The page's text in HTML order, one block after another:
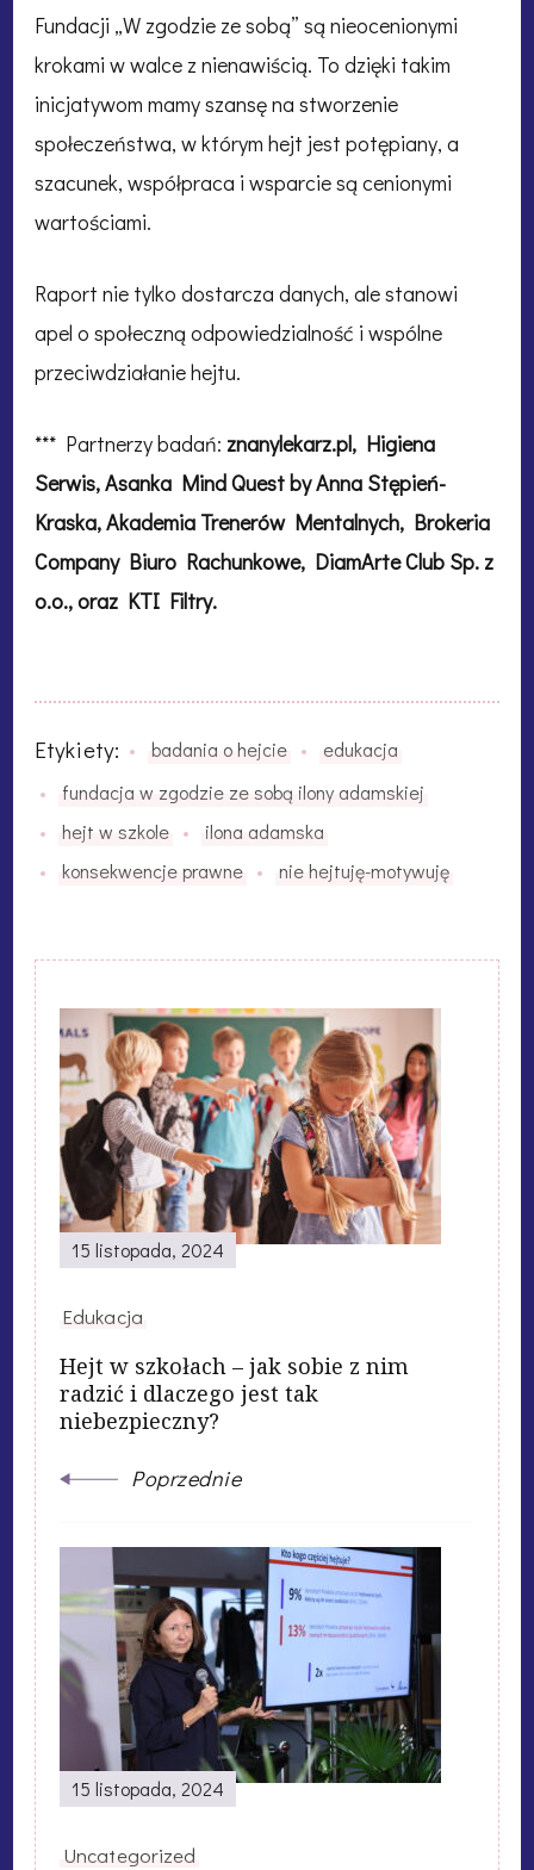
Fundacji „W zgodzie ze sobą” są nieocenionymi
krokami w walce z nienawiścią. To dzięki takim
inicjatywom mamy szansę na stworzenie
społeczeństwa, w którym hejt jest potępiany, a
szacunek, współpraca i wsparcie są cenionymi
wartościami.
Raport nie tylko dostarcza danych, ale stanowi
apel o społeczną odpowiedzialność i wspólne
przeciwdziałanie hejtu.
*** Partnerzy badań: znanylekarz.pl, Higiena
Serwis, Asanka Mind Quest by Anna Stępień-
Kraska, Akademia Trenerów Mentalnych, Brokeria
Company Biuro Rachunkowe, DiamArte Club Sp. z
o.o., oraz KTI Filtry.
Etykiety: badania o hejcie
edukacja
fundacja w zgodzie ze sobą ilony adamskiej
hejt w szkole
ilona adamska
konsekwencje prawne
nie hejtuję-motywuję
15 listopada, 2024
Edukacja
Hejt w szkołach – jak sobie z nim
radzić i dlaczego jest tak
niebezpieczny?
Poprzednie
15 listopada, 2024
Uncategorized